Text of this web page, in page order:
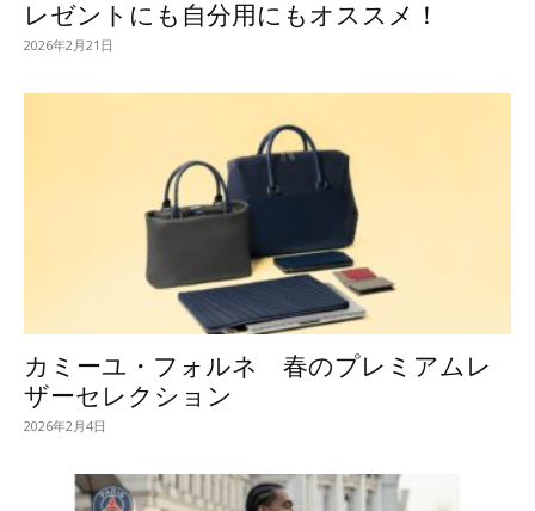
レゼントにも自分用にもオススメ！
2026年2月21日
カミーユ・フォルネ 春のプレミアムレ
ザーセレクション
2026年2月4日